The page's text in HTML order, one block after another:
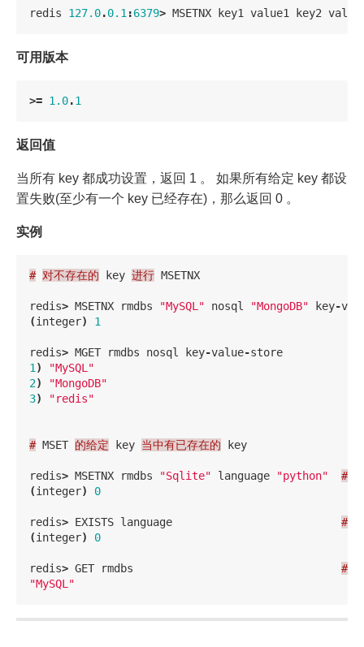
redis 127.0.0.1:6379> MSETNX key1 value1 key2
可用版本
>= 1.0.1
返回值
当所有 key 都成功设置，返回 1 。 如果所有给定 key 都设
置失败(至少有一个 key 已经存在)，那么返回 0 。
实例
# 对不存在的 key 进行 MSETNX
redis> MSETNX rmdbs "MySQL" nosql "MongoDB" key-
(integer) 1
redis> MGET rmdbs nosql key-value-store
1)
"MySQL"
2)
"MongoDB"
3) "redis"
# MSET 的给定 key 当中有已存在的 key
redis> MSETNX rmdbs "Sqlite" language "python" #
(integer) 0
redis> EXISTS language #
(integer) 0
redis> GET rmdbs #
"MySQL"